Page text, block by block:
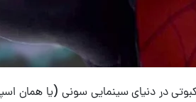
در دنیای سینمایی سونی (یا همان